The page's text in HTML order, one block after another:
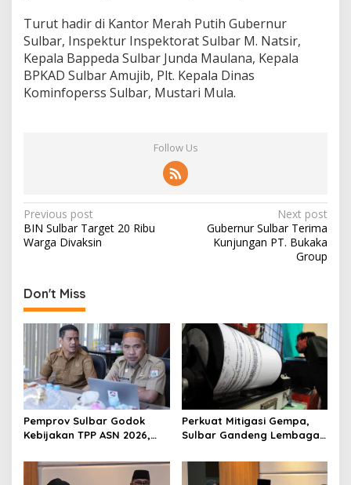
Turut hadir di Kantor Merah Putih Gubernur
Sulbar, Inspektur Inspektorat Sulbar M. Natsir,
Kepala Bappeda Sulbar Junda Maulana, Kepala
BPKAD Sulbar Amujib, Plt. Kepala Dinas
Kominfoperss Sulbar, Mustari Mula.
Follow Us
P
o
t
n
a
v
i
g
a
t
i
Previous post
BIN Sulbar Target 20 Ribu
Warga Divaksin
Next post
Gubernur Sulbar Terima
Kunjungan PT. Bukaka
Group
Don't Miss
Pemprov Sulbar Godok
Kebijakan TPP ASN 2026,
Kemampuan Fiskal
Perkuat Mitigasi Gempa,
Sulbar Gandeng Lembaga
Seismometer Canggih di
Kantor Gubernur